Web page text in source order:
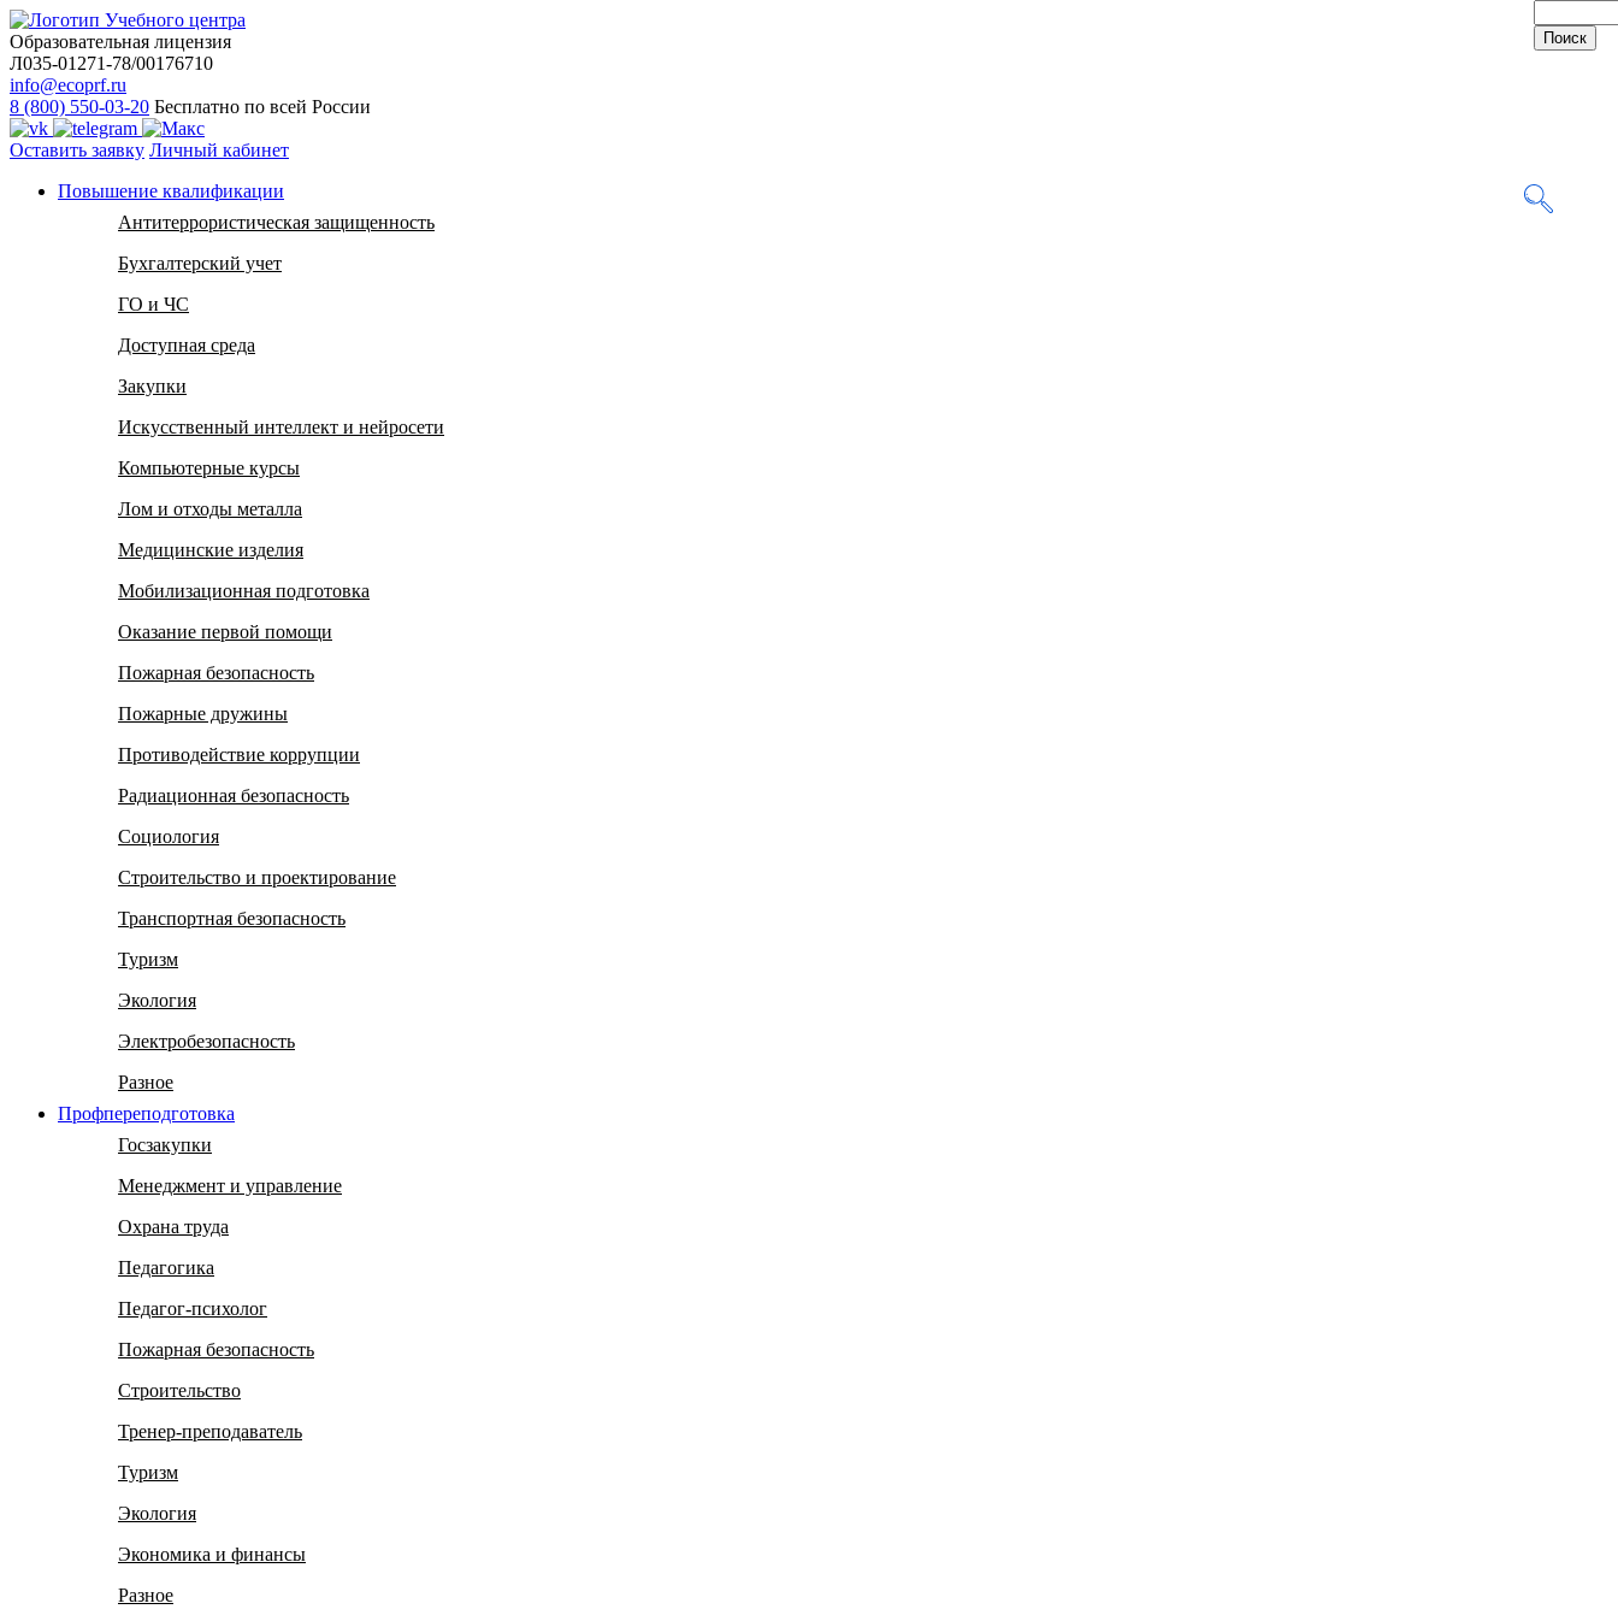
Образовательная лицензия
Л035-01271-78/00176710
info@ecoprf.ru
8 (800) 550-03-20 Бесплатно по всей России
Оставить заявку Личный кабинет
Повышение квалификации
Антитеррористическая защищенность
Бухгалтерский учет
ГО и ЧС
Доступная среда
Закупки
Искусственный интеллект и нейросети
Компьютерные курсы
Лом и отходы металла
Медицинские изделия
Мобилизационная подготовка
Оказание первой помощи
Пожарная безопасность
Пожарные дружины
Противодействие коррупции
Радиационная безопасность
Социология
Строительство и проектирование
Транспортная безопасность
Туризм
Экология
Электробезопасность
Разное
Профпереподготовка
Госзакупки
Менеджмент и управление
Охрана труда
Педагогика
Педагог-психолог
Пожарная безопасность
Строительство
Тренер-преподаватель
Туризм
Экология
Экономика и финансы
Разное